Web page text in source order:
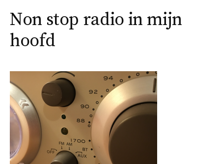
Non stop radio in mijn
hoofd